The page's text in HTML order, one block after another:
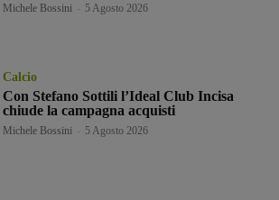
Michele Bossini 5 Agosto 2026
Calcio
Con Stefano Sottili l’Ideal Club Incisa
chiude la campagna acquisti
Michele Bossini 5 Agosto 2026